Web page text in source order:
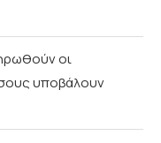
οι
υποβάλουν